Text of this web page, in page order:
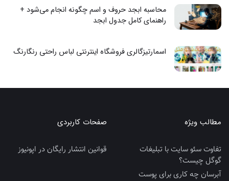
محاسبه ابجد حروف و اسم چگونه انجام می‌شود +
راهنمای کامل جدول ابجد
اسمارتیزگالری فروشگاه اینترنتی لباس راحتی رنگارنگ
مطالب ویژه
تفاوت سئو سایت با تبلیغات
گوگل چیست؟
آبرسان چه کاری برای پوست
صفحات کاربردی
قوانین انتشار رایگان در اپونیوز